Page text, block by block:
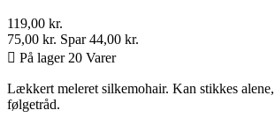
119,00 kr.
75,00 kr. Spar 44,00 kr.
 På lager 20 Varer
Lækkert meleret silkemohair. Kan stikkes
følgetråd.